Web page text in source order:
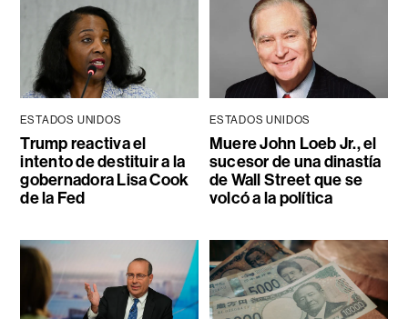
ESTADOS UNIDOS
Trump reactiva el
intento de destituir a la
gobernadora Lisa Cook
de la Fed
ESTADOS UNIDOS
Muere John Loeb Jr., el
sucesor de una dinastía
de Wall Street que se
volcó a la política